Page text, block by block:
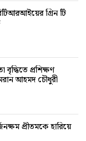
গ্রিন টি
প্রশিক্ষণ
আহমদ চৌধুরী
প্রীতমকে হারিয়ে